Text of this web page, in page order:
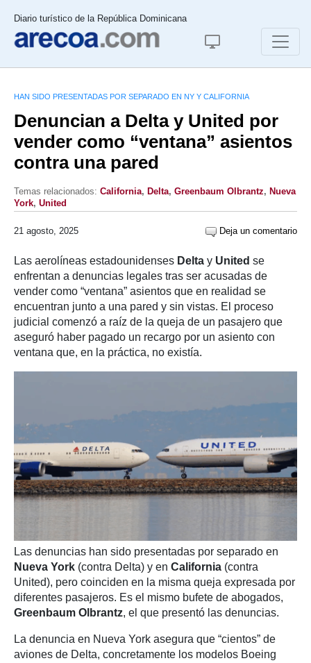
Diario turístico de la República Dominicana
HAN SIDO PRESENTADAS POR SEPARADO EN NY Y CALIFORNIA
Denuncian a Delta y United por
vender como “ventana” asientos
contra una pared
Temas relacionados: California, Delta, Greenbaum Olbrantz, Nueva
York, United
21 agosto, 2025 Deja un comentario
Las aerolíneas estadounidenses Delta y United se
enfrentan a denuncias legales tras ser acusadas de
vender como “ventana” asientos que en realidad se
encuentran junto a una pared y sin vistas. El proceso
judicial comenzó a raíz de la queja de un pasajero que
aseguró haber pagado un recargo por un asiento con
ventana que, en la práctica, no existía.
Las denuncias han sido presentadas por separado en
Nueva York (contra Delta) y en California (contra
United), pero coinciden en la misma queja expresada por
diferentes pasajeros. Es el mismo bufete de abogados,
Greenbaum Olbrantz, el que presentó las denuncias.
La denuncia en Nueva York asegura que “cientos” de
aviones de Delta, concretamente los modelos Boeing